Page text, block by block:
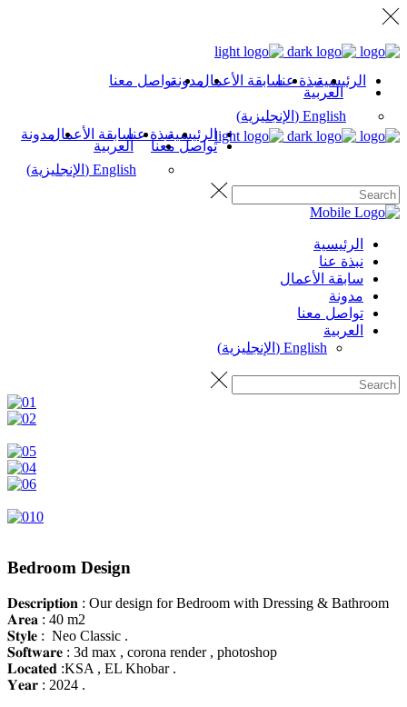
الرئيسيةنبذة عناسابقة الأعمالمدونةتواصل معنا
العربية
English
( الإنجليزية)
الرئيسيةنبذة عناسابقة الأعمالمدونة
تواصل معنا
العربية
English
( الإنجليزية)
الرئيسية
نبذة عنا
سابقة الأعمال
مدونة
تواصل معنا
العربية
English
( الإنجليزية)
Bedroom Design
𝐃𝐞𝐬𝐜𝐫𝐢𝐩𝐭𝐢𝐨𝐧 : Our design for Bedroom with Dressing & Bathroom
𝐀𝐫𝐞𝐚 : 40 m2
𝐒𝐭𝐲𝐥𝐞 : Neo Classic .
𝐒𝐨𝐟𝐭𝐰𝐚𝐫𝐞 : 3d max , corona render , photoshop
𝐋𝐨𝐜𝐚𝐭𝐞𝐝 :KSA , EL Khobar .
𝐘𝐞𝐚𝐫 : 2024 .